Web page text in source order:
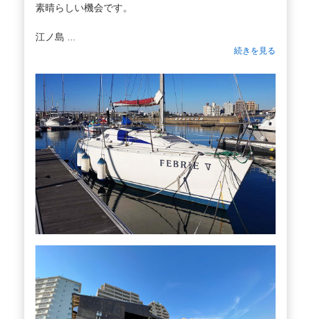
素晴らしい機会です。
江ノ島 ...
続きを見る